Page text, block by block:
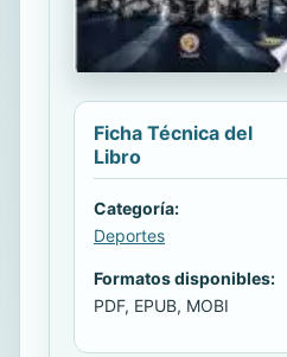
Ficha Técnica del
Libro
Categoría:
Deportes
Formatos disponibles:
PDF, EPUB, MOBI